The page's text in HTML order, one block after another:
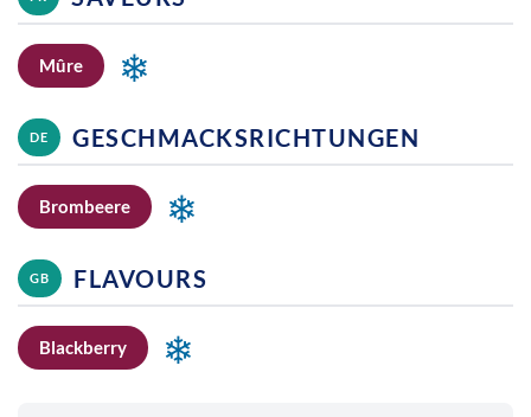
Mûre ❄
DE GESCHMACKSRICHTUNGEN
Brombeere ❄
GB FLAVOURS
Blackberry ❄